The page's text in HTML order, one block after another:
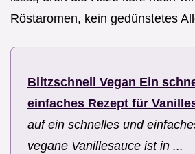
Röstaromen, kein gedünstetes
Blitzschnell Vegan Ein
einfaches Rezept für
auf ein schnelles und
vegane Vanillesauce ist in ...